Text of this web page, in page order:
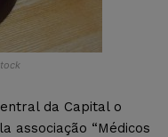
da Capital o
associação “Médicos